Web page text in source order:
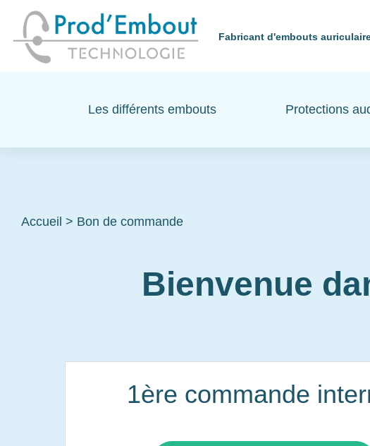
Fabricant d'embouts
Les différents embouts Protections
Accueil > Bon de commande
Bienvenue
1ère commande